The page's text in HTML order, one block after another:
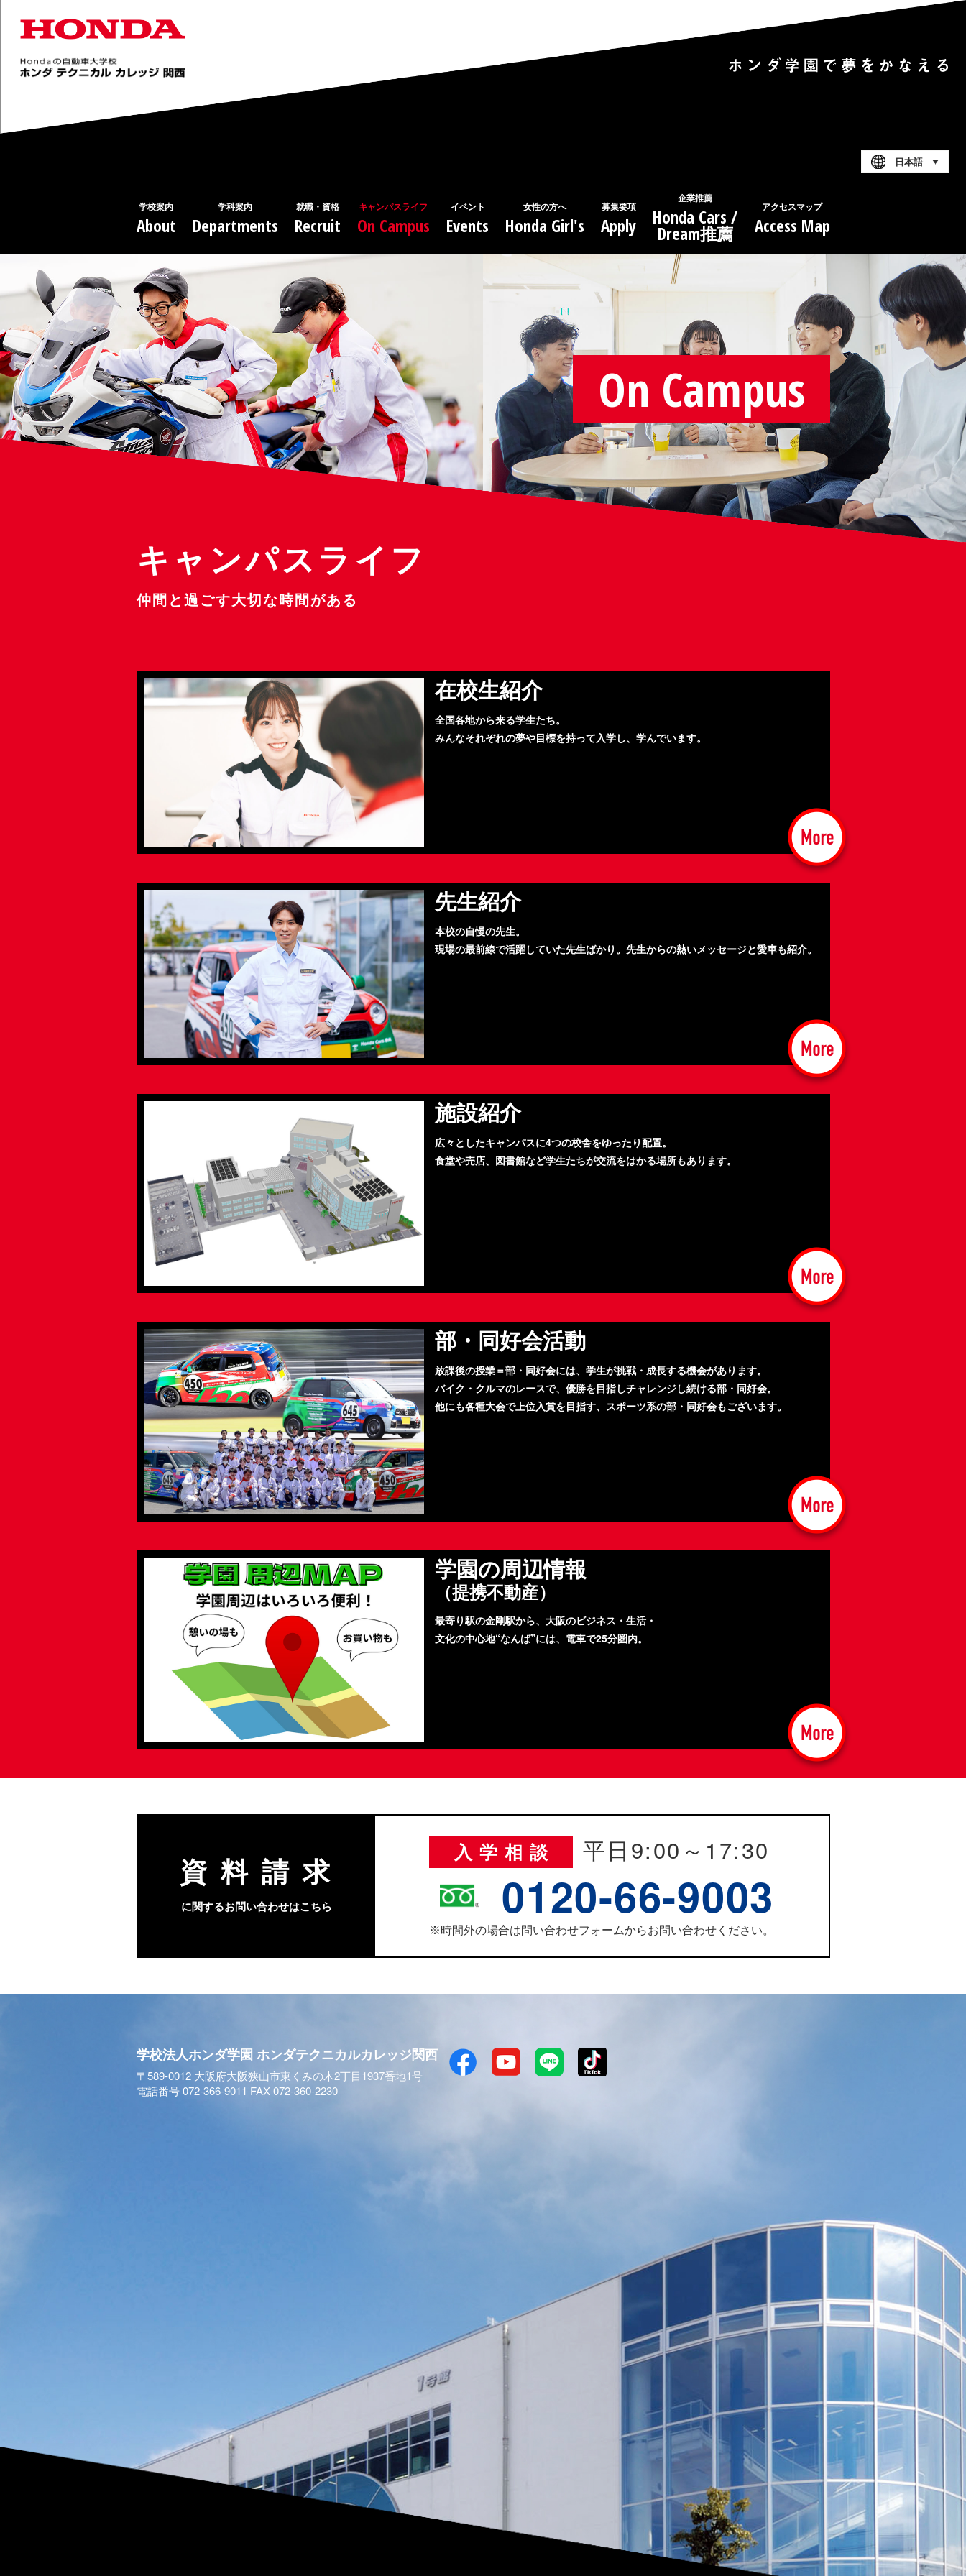
日本語
学校案内
About
学科案内
Departments
就職・資格
Recruit
キャンパスライフ
On Campus
イベント
Events
女性の方へ
Honda Girl's
募集要項
Apply
企業推薦
Honda Cars /
Dream推薦
アクセスマップ
Access Map
On Campus
キャンパスライフ
仲間と過ごす大切な時間がある
在校生紹介
全国各地から来る学生たち。
みんなそれぞれの夢や目標を持って入学し、学んでいます。
先生紹介
本校の自慢の先生。
現場の最前線で活躍していた先生ばかり。先生からの熱いメッセージと愛車も紹介。
施設紹介
広々としたキャンパスに4つの校舎をゆったり配置。
食堂や売店、図書館など学生たちが交流をはかる場所もあります。
部・同好会活動
放課後の授業＝部・同好会には、学生が挑戦・成長する機会があります。
バイク・クルマのレースで、優勝を目指しチャレンジし続ける部・同好会。
他にも各種大会で上位入賞を目指す、スポーツ系の部・同好会もございます。
学園の周辺情報
（提携不動産）
最寄り駅の金剛駅から、大阪のビジネス・生活・
文化の中心地“なんば”には、電車で25分圏内。
資料請求
に関するお問い合わせはこちら
入学相談 平日9:00～17:30
0120-66-9003
※時間外の場合は問い合わせフォームからお問い合わせください。
学校法人ホンダ学園 ホンダテクニカルカレッジ関西
〒589-0012 大阪府大阪狭山市東くみの木2丁目1937番地1号
電話番号 072-366-9011 FAX 072-360-2230